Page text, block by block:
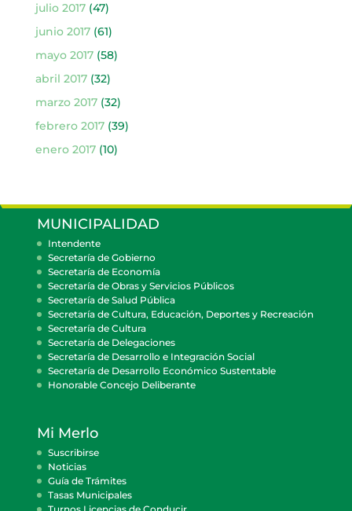
julio 2017(47)
junio 2017(61)
mayo 2017(58)
abril 2017(32)
marzo 2017(32)
febrero 2017(39)
enero 2017(10)
MUNICIPALIDAD
Intendente
Secretaría de Gobierno
Secretaría de Economía
Secretaría de Obras y Servicios Públicos
Secretaría de Salud Pública
Secretaría de Cultura, Educación, Deportes y Recreación
Secretaría de Cultura
Secretaría de Delegaciones
Secretaría de Desarrollo e Integración Social
Secretaría de Desarrollo Económico Sustentable
Honorable Concejo Deliberante
Mi Merlo
Suscribirse
Noticias
Guía de Trámites
Tasas Municipales